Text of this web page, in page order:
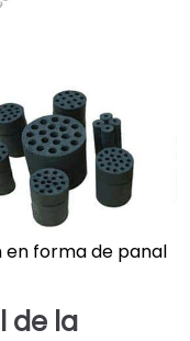
en forma de panal
de la